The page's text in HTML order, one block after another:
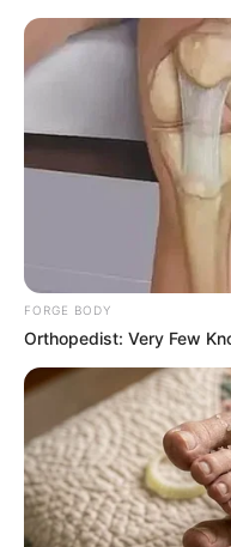
Ət bahalaşacaq
FORGE BODY
Orthopedist: Very Few